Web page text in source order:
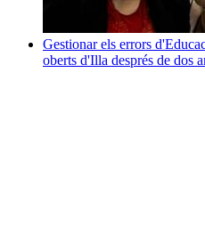
Gestionar els errors
oberts d'Illa després de dos